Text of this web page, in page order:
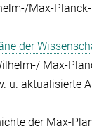
Max-
der
Max-
aktualisierte
der Max-